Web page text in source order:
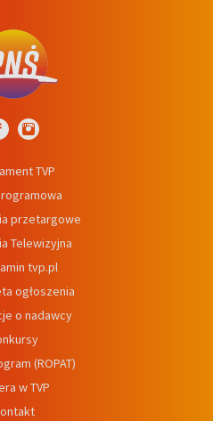
TVP
przetargowe
Telewizyjna
tvp.pl
ogłoszenia
o nadawcy
(ROPAT)
w TVP